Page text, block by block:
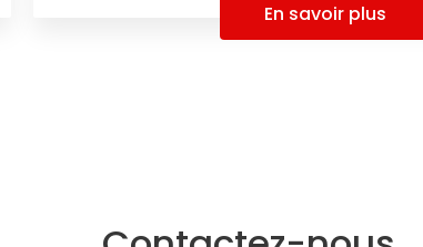
En savoir plus